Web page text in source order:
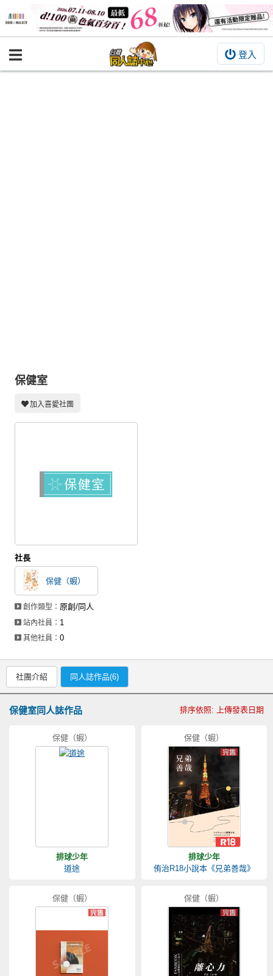
登入
BOOKY書集倉庫
攤位轉讓區
會員功能選單
登入
保健室
加入喜愛社團
社長
保健（蝦）
創作類型： 原創/同人
站內社員： 1
其他社員：0
社團介紹 同人誌作品(6)
保健室同人誌作品 排序依照: 上傳發表日期
保健（蝦）
排球少年
道途
保健（蝦）
排球少年
侑治R18小說本《兄弟善哉》
保健（蝦） 保健（蝦）